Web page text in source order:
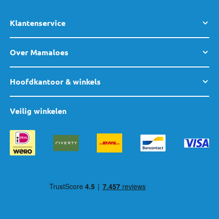
Klantenservice
Over Mamaloes
Hoofdkantoor & winkels
Veilig winkelen